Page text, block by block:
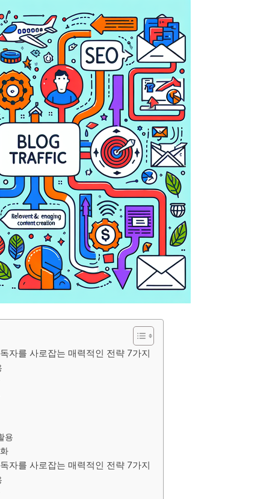
자를 사로잡는 매력적인 전략 7가지
용
자를 사로잡는 매력적인 전략 7가지